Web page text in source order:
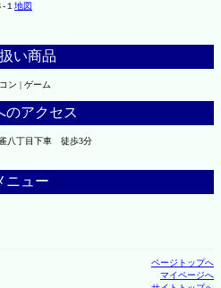
１ 地図
い商品
ン | ゲーム
のアクセス
八丁目下車 徒歩3分
ニュー
ページトップへ
マイページへ